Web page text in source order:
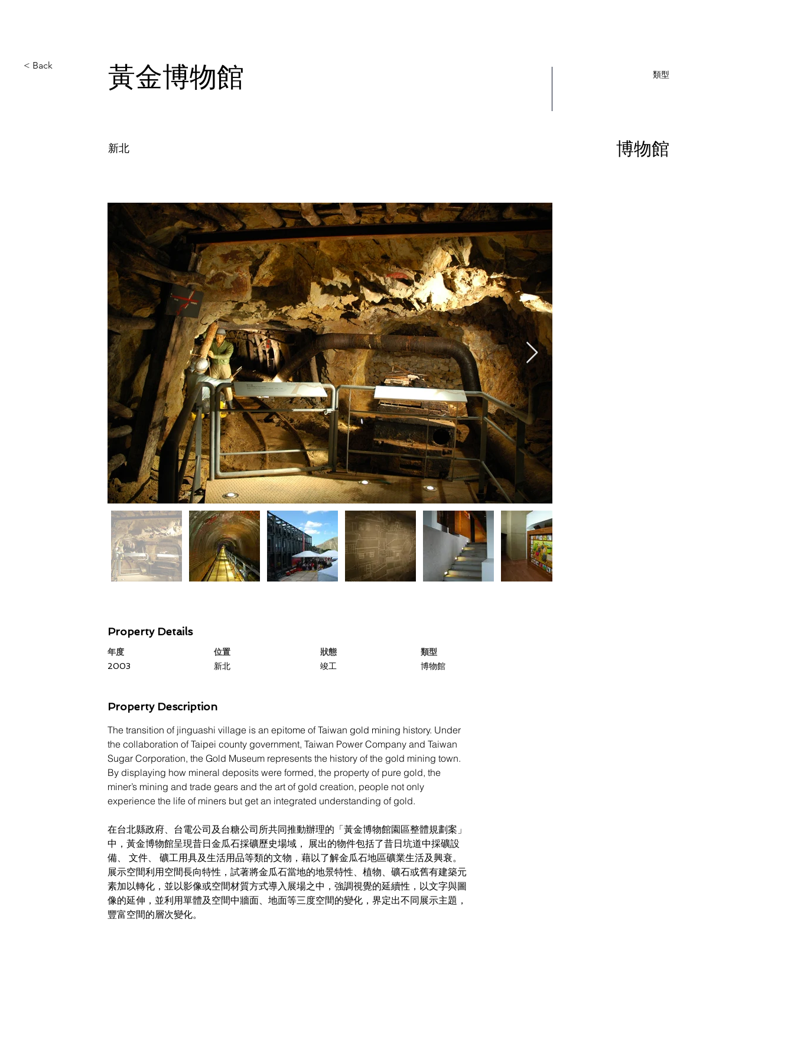
< Back 黃金博物館 類型
新北 博物館
Property Details
年度
2003
​位置
新北
狀態
竣工
類型
博物館
Property Description
The transition of jinguashi village is an epitome of Taiwan gold mining history. Under
the collaboration of Taipei county government, Taiwan Power Company and Taiwan
Sugar Corporation, the Gold Museum represents the history of the gold mining town.
By displaying how mineral deposits were formed, the property of pure gold, the
miner’s mining and trade gears and the art of gold creation, people not only
experience the life of miners but get an integrated understanding of gold.
在台北縣政府、台電公司及台糖公司所共同推動辦理的「黃金博物館園區整體規劃案」
中，黃金博物館呈現昔日金瓜石採礦歷史場域， 展出的物件包括了昔日坑道中採礦設
備、 文件、 礦工用具及生活用品等類的文物，藉以了解金瓜石地區礦業生活及興衰。
展示空間利用空間長向特性，試著將金瓜石當地的地景特性、植物、礦石或舊有建築元
素加以轉化，並以影像或空間材質方式導入展場之中，強調視覺的延續性，以文字與圖
像的延伸，並利用單體及空間中牆面、地面等三度空間的變化，界定出不同展示主題，
豐富空間的層次變化。